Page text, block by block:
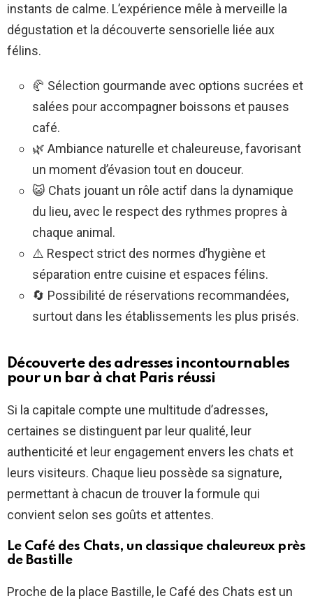
instants de calme. L’expérience mêle à merveille la
dégustation et la découverte sensorielle liée aux
félins.
🥐 Sélection gourmande avec options sucrées et
salées pour accompagner boissons et pauses
café.
🌿 Ambiance naturelle et chaleureuse, favorisant
un moment d’évasion tout en douceur.
😺 Chats jouant un rôle actif dans la dynamique
du lieu, avec le respect des rythmes propres à
chaque animal.
⚠️ Respect strict des normes d’hygiène et
séparation entre cuisine et espaces félins.
🔄 Possibilité de réservations recommandées,
surtout dans les établissements les plus prisés.
Découverte des adresses incontournables
pour un bar à chat Paris réussi
Si la capitale compte une multitude d’adresses,
certaines se distinguent par leur qualité, leur
authenticité et leur engagement envers les chats et
leurs visiteurs. Chaque lieu possède sa signature,
permettant à chacun de trouver la formule qui
convient selon ses goûts et attentes.
Le Café des Chats, un classique chaleureux près
de Bastille
Proche de la place Bastille, le Café des Chats est un